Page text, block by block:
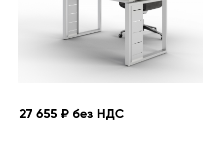
27 655 ₽ без НДС